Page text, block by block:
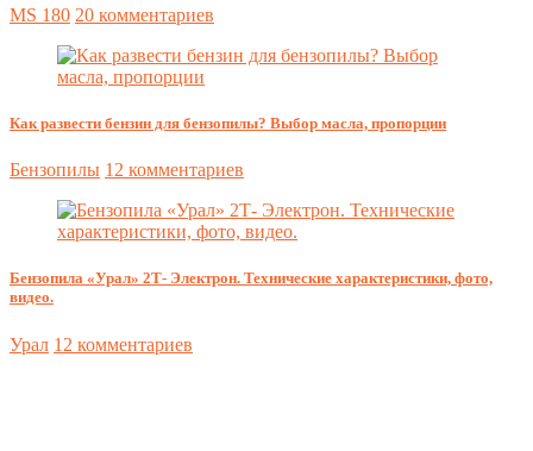
MS 180 20 комментариев
Как развести бензин для бензопилы? Выбор масла, пропорции
Бензопилы 12 комментариев
Бензопила «Урал» 2Т- Электрон. Технические характеристики, фото,
видео.
Урал 12 комментариев